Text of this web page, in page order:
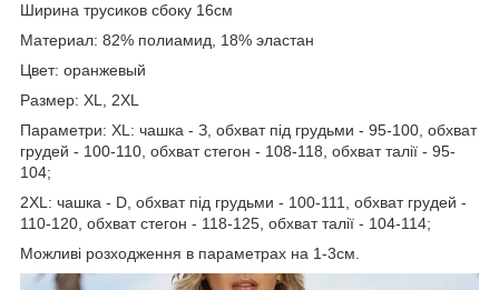
Ширина трусиков сбоку 16см
Материал: 82% полиамид, 18% эластан
Цвет: оранжевый
Размер: XL, 2XL
Параметри: ХL: чашка - З, обхват під грудьми - 95-100, обхват
грудей - 100-110, обхват стегон - 108-118, обхват талії - 95-
104;
2ХL: чашка - D, обхват під грудьми - 100-111, обхват грудей -
110-120, обхват стегон - 118-125, обхват талії - 104-114;
Можливі розходження в параметрах на 1-3см.